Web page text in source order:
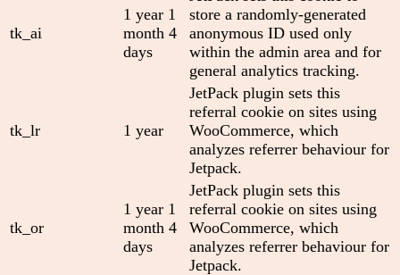
tk_ai
1 year 1
month 4
days
store a randomly-generated
anonymous ID used only
within the admin area and for
general analytics tracking.
tk_lr 1 year
JetPack plugin sets this
referral cookie on sites using
WooCommerce, which
analyzes referrer behaviour for
Jetpack.
tk_or
1 year 1
month 4
days
JetPack plugin sets this
referral cookie on sites using
WooCommerce, which
analyzes referrer behaviour for
Jetpack.